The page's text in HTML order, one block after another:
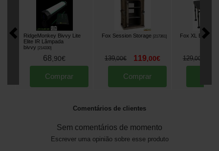
RidgeMonkey Bivvy Lite
Elite IR Lâmpada
bivvy
[214330]
68,90€
Comprar
Fox Session Storage [217361]
139,00€ 119,00€
Comprar
Fox XL Biwy
129,00
Comentários de clientes
Sem comentários de momento
Escrever uma opinião sobre esse produto